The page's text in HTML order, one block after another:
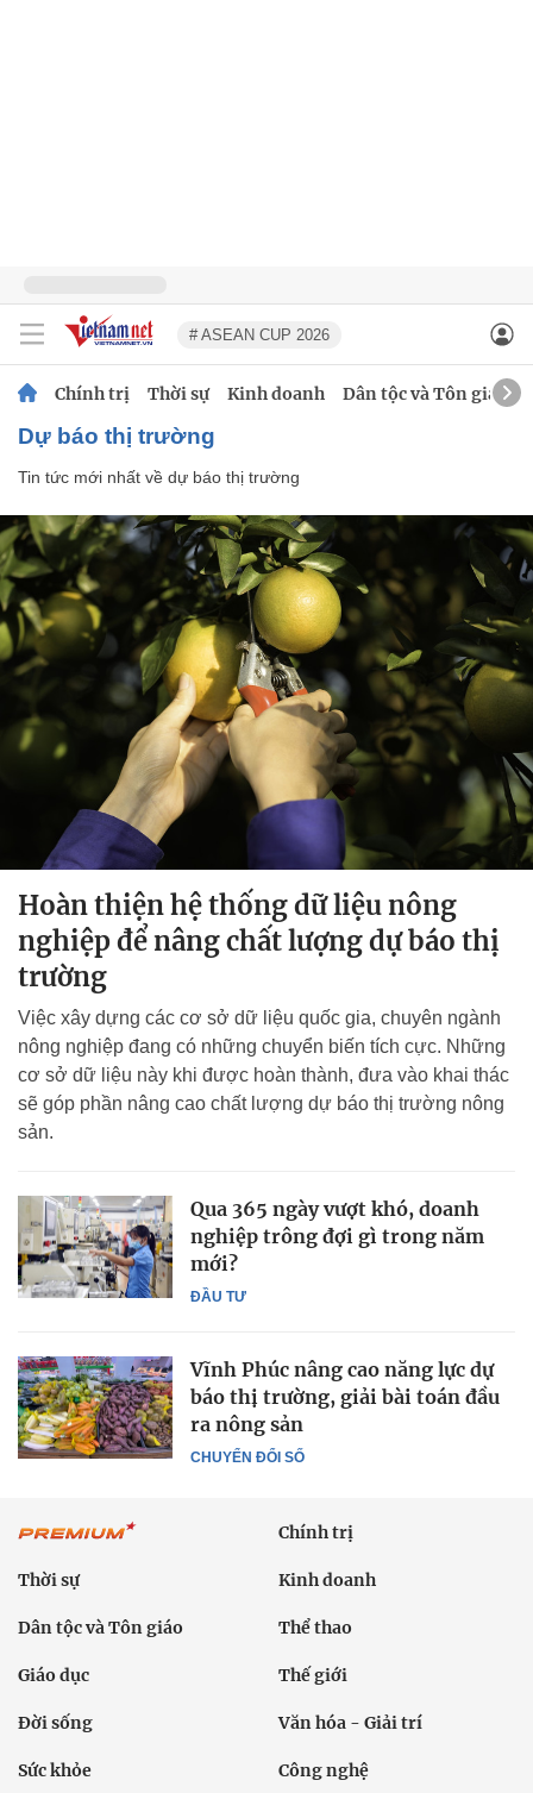
# ASEAN CUP 2026
Chính trị Thời sự Kinh doanh Dân tộc và Tôn giáo
dự báo thị trường
Tin tức mới nhất về dự báo thị trường
Hoàn thiện hệ thống dữ liệu nông
nghiệp để nâng chất lượng dự báo thị
trường
Việc xây dựng các cơ sở dữ liệu quốc gia, chuyên ngành
nông nghiệp đang có những chuyển biến tích cực. Những
cơ sở dữ liệu này khi được hoàn thành, đưa vào khai thác
sẽ góp phần nâng cao chất lượng dự báo thị trường nông
sản.
ĐẦU TƯ
Qua 365 ngày vượt khó, doanh
nghiệp trông đợi gì trong năm
mới?
CHUYỂN ĐỔI SỐ
Vĩnh Phúc nâng cao năng lực dự
báo thị trường, giải bài toán đầu
ra nông sản
Chính trị
Thời sự Kinh doanh
Dân tộc và Tôn giáo Thể thao
Giáo dục Thế giới
Đời sống Văn hóa - Giải trí
Sức khỏe Công nghệ